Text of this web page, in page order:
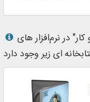
کتاب "آداب و احکام کسب و کار" در نرم‌افزار های